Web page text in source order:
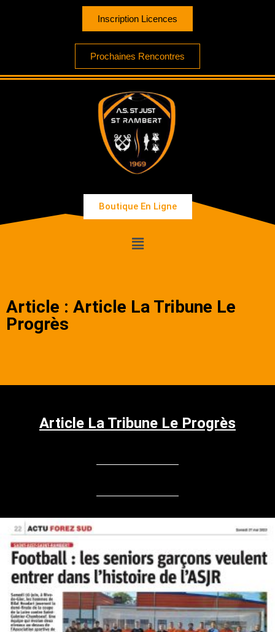
Inscription Licences
Prochaines Rencontres
Boutique En Ligne
Article : Article La Tribune Le
Progrès
Article La Tribune Le Progrès